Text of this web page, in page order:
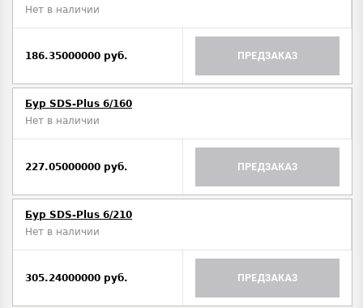
Нет в наличии
186.35000000 руб. ПРЕДЗАКАЗ
Бур SDS-Plus 6/160
Нет в наличии
227.05000000 руб. ПРЕДЗАКАЗ
Бур SDS-Plus 6/210
Нет в наличии
305.24000000 руб. ПРЕДЗАКАЗ